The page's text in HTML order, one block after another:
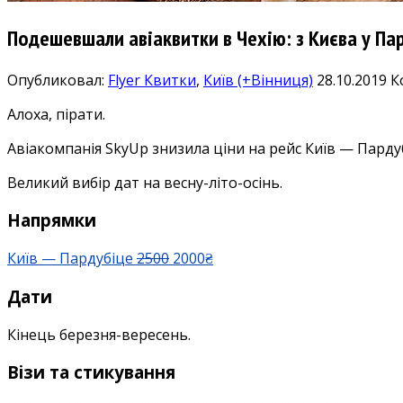
Подешевшали авіаквитки в Чехію: з Києва у
Опубликовал: Flyer Квитки, Київ (+Вінниця) 28.10.2019
Алоха, пірати.
Авіакомпанія SkyUp знизила ціни на рейс Київ —
Великий вибір дат на весну-літо-осінь.
Напрямки
Київ — Пардубіце 2500 2000₴
Дати
Кінець березня-вересень.
Візи та стикування